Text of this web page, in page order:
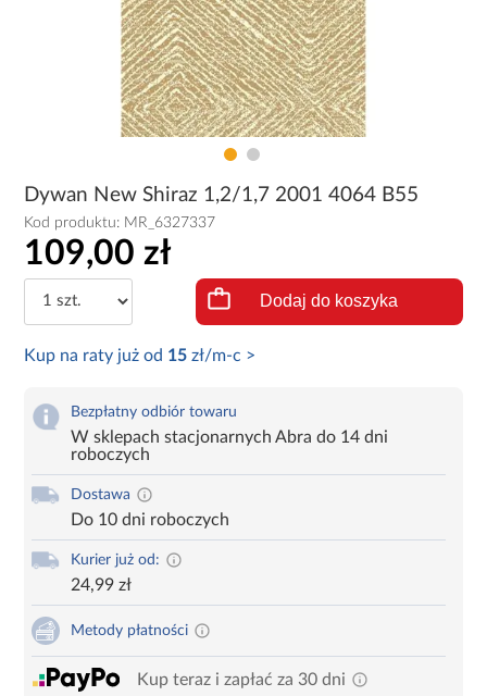
Dywan New Shiraz 1,2/1,7 2001 4064 B55
Kod produktu: MR_6327337
109,00 zł
Dodaj do koszyka
Kup na raty już od 15 zł/m-c >
Bezpłatny odbiór towaru
W sklepach stacjonarnych Abra do 14 dni
roboczych
Dostawa
Do 10 dni roboczych
Kurier już od:
24,99 zł
Metody płatności
Kup teraz i zapłać za 30 dni